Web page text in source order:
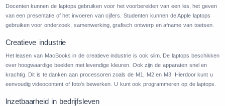
Docenten kunnen de laptops gebruiken voor het voorbereiden van een les, het geven
van een presentatie of het invoeren van cijfers. Studenten kunnen de Apple laptops
gebruiken voor onderzoek, samenwerking, grafisch ontwerp en afname van toetsen.
Creatieve industrie
Het leasen van MacBooks in de creatieve industrie is ook slim. De laptops beschikken
over hoogwaardige beelden met levendige kleuren. Ook zijn de apparaten snel en
krachtig. Dit is te danken aan processoren zoals de M1, M2 en M3. Hierdoor kunt u
eenvoudig videocontent of foto's bewerken. U kunt ook programmeren op de laptops.
Inzetbaarheid in bedrijfsleven